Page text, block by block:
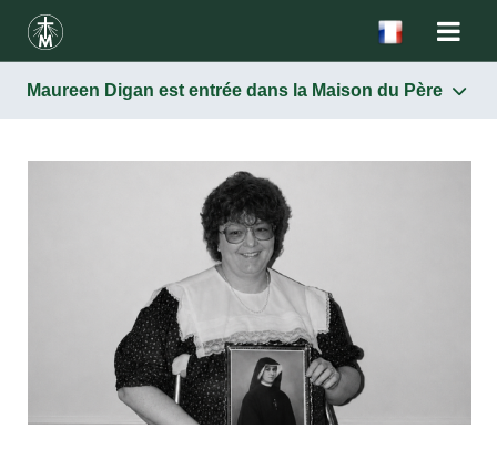
Maureen Digan est entrée dans la Maison du Père